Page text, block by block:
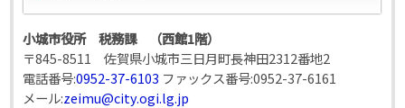
小城市役所 税務課 （西館1階）
〒845-8511 佐賀県小城市三日月町長神田2312番地2
電話番号:0952-37-6103 ファックス番号:0952-37-6161
メール:zeimu@city.ogi.lg.jp